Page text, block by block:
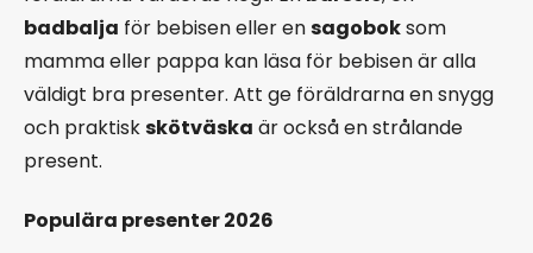
badbalja för bebisen eller ensagoboksom
mamma eller pappa kan läsa för bebisen är alla
väldigt bra presenter. Att ge föräldrarna en snygg
och praktiskskötväska är också en strålande
present.
Populära presenter 2026